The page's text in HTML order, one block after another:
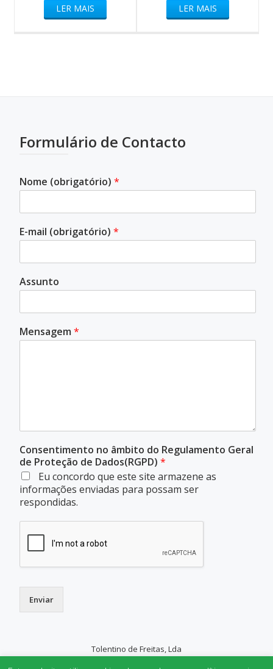
LER MAIS LER MAIS
Formulário de Contacto
Nome (obrigatório) *
E-mail (obrigatório) *
Assunto
Mensagem *
Consentimento no âmbito do Regulamento Geral
de Proteção de Dados(RGPD) *
Eu concordo que este site armazene as
informações enviadas para possam ser
respondidas.
Enviar
Tolentino de Freitas, Lda